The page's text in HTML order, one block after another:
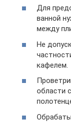
Для
ванной
между
Не
кафелем.
области